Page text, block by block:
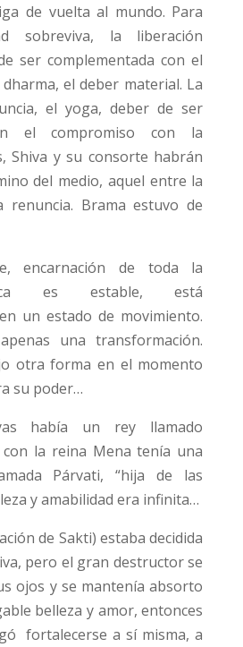
de vuelta al mundo. Para
sobreviva, la liberación
ser complementada con el
el deber material. La
el yoga, deber de ser
el compromiso con la
Shiva y su consorte habrán
del medio, aquel entre la
renuncia. Brama estuvo de
encarnación de toda la
es estable, está
un estado de movimiento.
una transformación.
otra forma en el momento
su poder…
había un rey llamado
con la reina Mena tenía una
Párvati, “hija de las
y amabilidad era infinita…
de Sakti) estaba decidida
pero el gran destructor se
ojos y se mantenía absorto
belleza y amor, entonces
fortalecerse a sí misma, a